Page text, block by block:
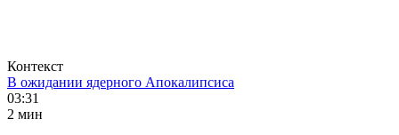
Контекст
В ожидании ядерного Апокалипсиса
03:31
2 мин